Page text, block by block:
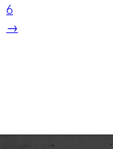
6
→